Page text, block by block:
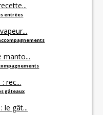
entrées
manto...
rec...
gâteaux
le gât...